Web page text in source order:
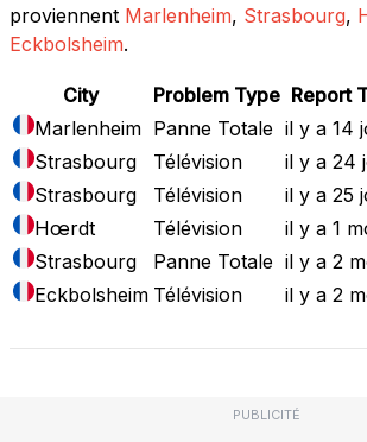
proviennent Marlenheim, Strasbourg,
Eckbolsheim.
City Problem Type Report
Marlenheim Panne Totale il y a 14
Strasbourg
Télévision
il y a 24
Strasbourg
Télévision
il y a 25
Hœrdt
Télévision
il y a 1
Strasbourg
Panne Totale il y a 2
Eckbolsheim Télévision il y a 2
PUBLICITÉ